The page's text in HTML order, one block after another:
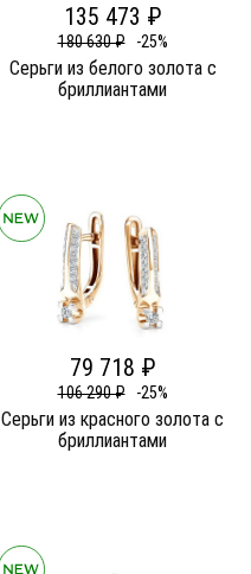
135 473 ₽
180 630 ₽ -25%
Серьги из белого золота c
бриллиантами
79 718 ₽
106 290 ₽ -25%
Серьги из красного золота c
бриллиантами